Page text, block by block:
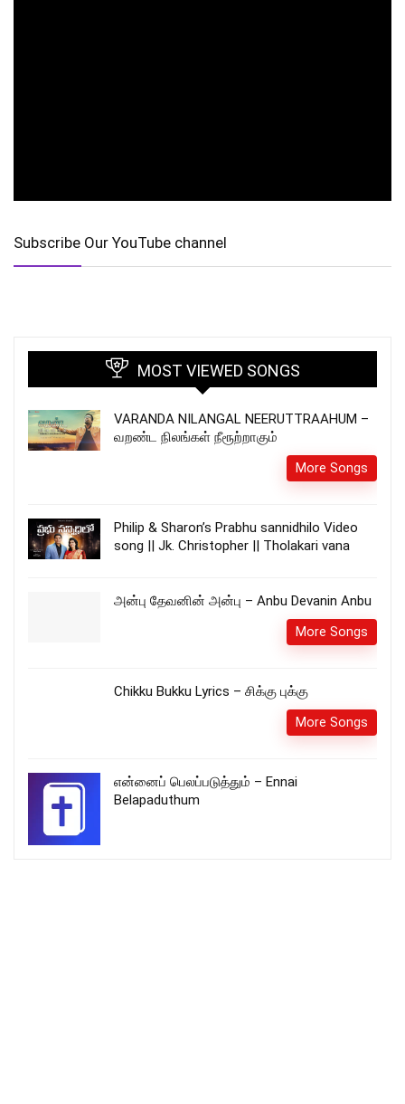
Subscribe Our YouTube channel
MOST VIEWED SONGS
VARANDA NILANGAL NEERUTTRAAHUM –
வறண்ட நிலங்கள் நீரூற்றாகும்
More Songs
Philip & Sharon’s Prabhu sannidhilo Video
song || Jk. Christopher || Tholakari vana
அன்பு தேவனின் அன்பு – Anbu Devanin Anbu
More Songs
Chikku Bukku Lyrics – சிக்கு புக்கு
More Songs
என்னைப் பெலப்படுத்தும் – Ennai
Belapaduthum